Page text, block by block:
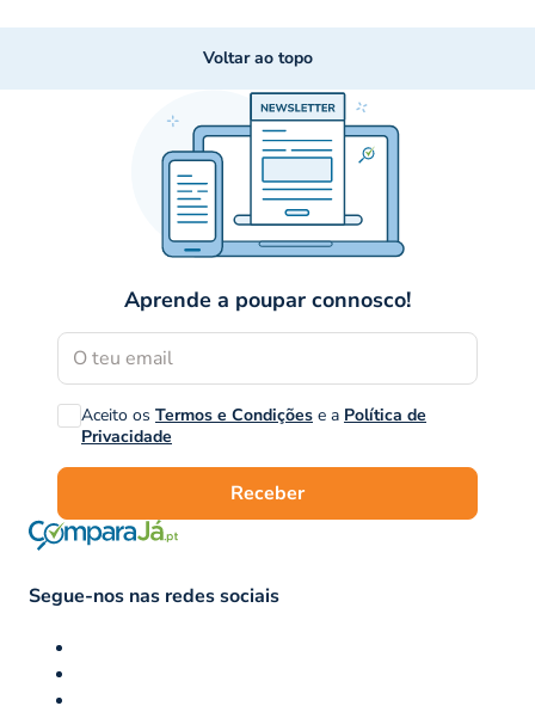
Voltar ao topo
Aprende a poupar connosco!
Aceito os Termos e Condições e a Política de
Privacidade
Receber
Segue-nos nas redes sociais